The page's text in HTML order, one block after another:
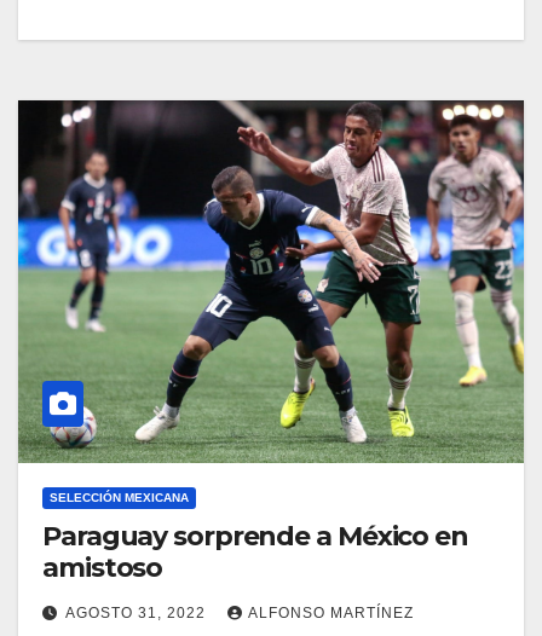
SELECCIÓN MEXICANA
Paraguay sorprende a México en
amistoso
AGOSTO 31, 2022 ALFONSO MARTÍNEZ